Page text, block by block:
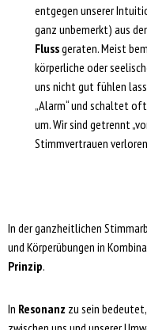
entgegen unserer
ganz unbemerkt) aus
Flussgeraten. Meist
körperliche oder
uns nicht gut fühlen
„Alarm“ und schaltet
um. Wir sind getrennt
Stimmvertrauen
In der ganzheitlichen
und Körperübungen in
Prinzip.
In Resonanz zu sein